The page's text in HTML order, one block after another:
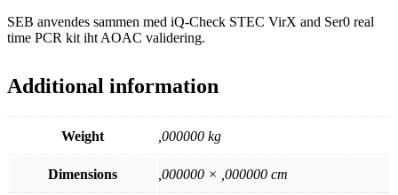
SEB anvendes sammen med iQ-Check STEC VirX and Ser0 real
time PCR kit iht AOAC validering.
Additional information
Weight ,000000 kg
Dimensions ,000000 × ,000000 cm